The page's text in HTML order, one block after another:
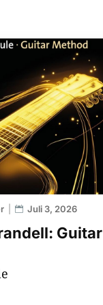
Guitar
Juli 3, 2026